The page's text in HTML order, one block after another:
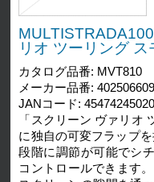
リオ ツーリング
カタログ品番: MVT810
メーカー品番:
JANコード:
「スクリーン ヴァリオ
に独自の可変フラップ
段階に調節が可能でシ
コントロールできます